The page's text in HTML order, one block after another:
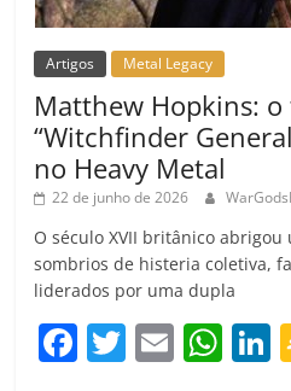
Artigos Metal Legacy
Matthew Hopkins:
“Witchfinder
no Heavy Metal
22 de junho de 2026
O século XVII britânico
sombrios de histeria coletiva,
liderados por uma dupla
F T E W